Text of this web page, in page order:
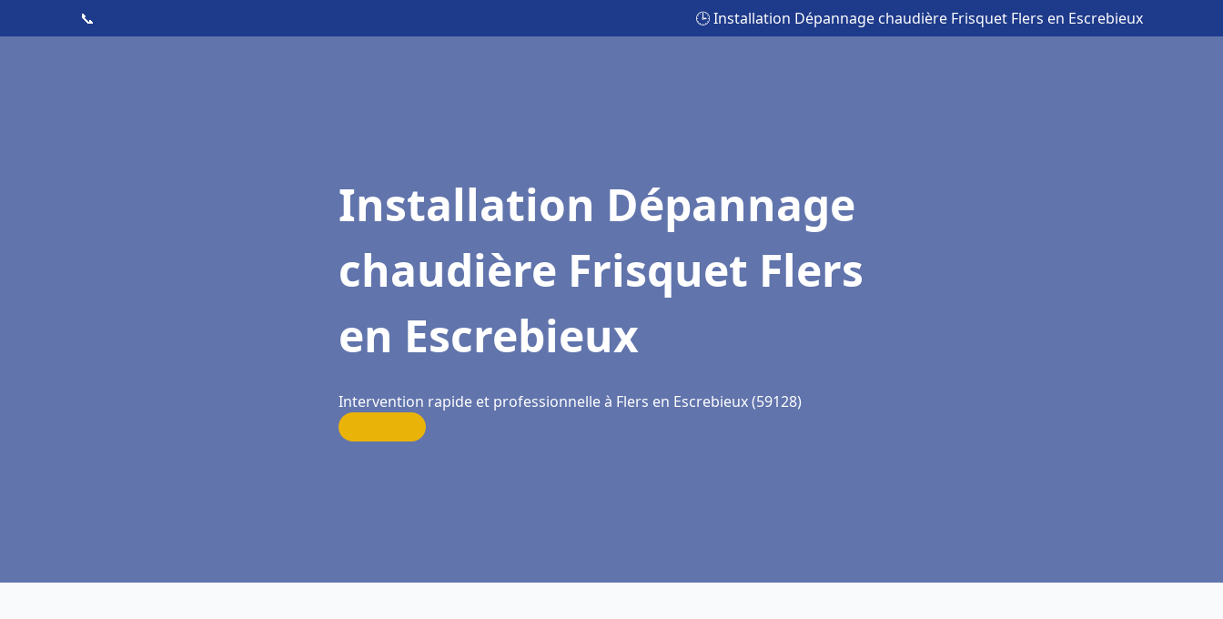
📞 🕒 Installation Dépannage chaudière Frisquet Flers en Escrebieux
Installation Dépannage
chaudière Frisquet Flers
en Escrebieux
Intervention rapide et professionnelle à Flers en Escrebieux (59128)